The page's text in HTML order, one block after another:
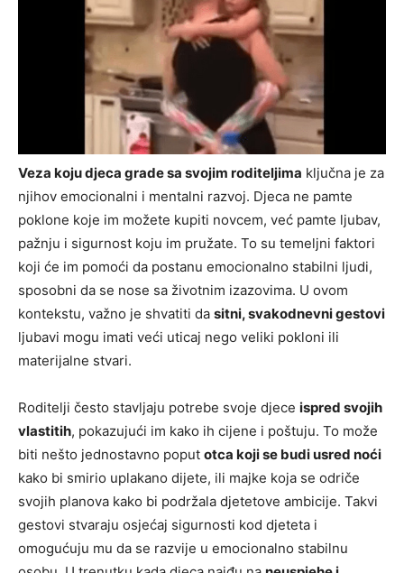
Veza koju djeca grade sa svojim roditeljima ključna je za
njihov emocionalni i mentalni razvoj. Djeca ne pamte
poklone koje im možete kupiti novcem, već pamte ljubav,
pažnju i sigurnost koju im pružate. To su temeljni faktori
koji će im pomoći da postanu emocionalno stabilni ljudi,
sposobni da se nose sa životnim izazovima. U ovom
kontekstu, važno je shvatiti da sitni, svakodnevni gestovi
ljubavi mogu imati veći uticaj nego veliki pokloni ili
materijalne stvari.
Roditelji često stavljaju potrebe svoje djece ispred svojih
vlastitih, pokazujući im kako ih cijene i poštuju. To može
biti nešto jednostavno poput otca koji se budi usred noći
kako bi smirio uplakano dijete, ili majke koja se odriče
svojih planova kako bi podržala djetetove ambicije. Takvi
gestovi stvaraju osjećaj sigurnosti kod djeteta i
omogućuju mu da se razvije u emocionalno stabilnu